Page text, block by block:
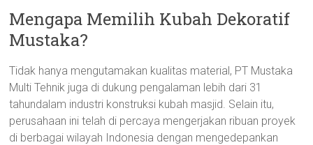
Mengapa Memilih Kubah Dekoratif
Mustaka?
Tidak hanya mengutamakan kualitas material, PT Mustaka
Multi Tehnik juga di dukung pengalaman lebih dari 31
tahundalam industri konstruksi kubah masjid. Selain itu,
perusahaan ini telah di percaya mengerjakan ribuan proyek
di berbagai wilayah Indonesia dengan mengedepankan